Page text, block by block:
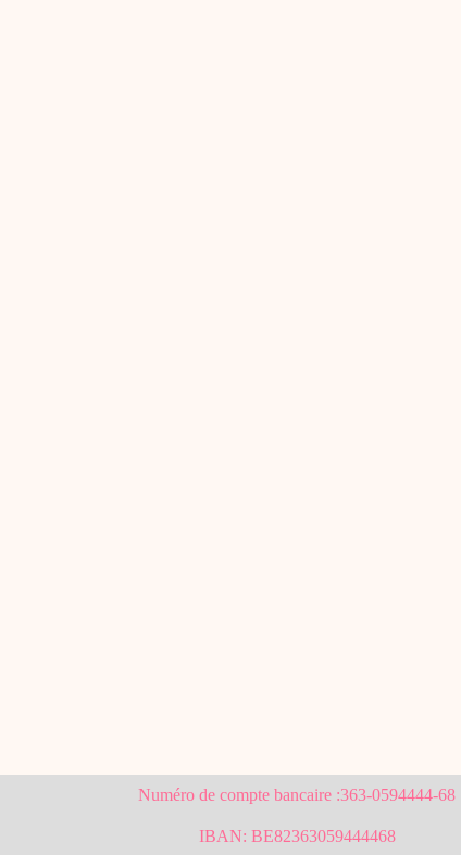
Numéro de compte bancaire :363-0594444-68
IBAN: BE82363059444468